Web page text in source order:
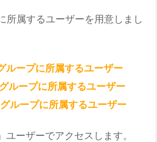
所属するユーザーを用意しまし
ープに所属するユーザー
ープに所属するユーザー
ループに所属するユーザー
ーザーでアクセスします。